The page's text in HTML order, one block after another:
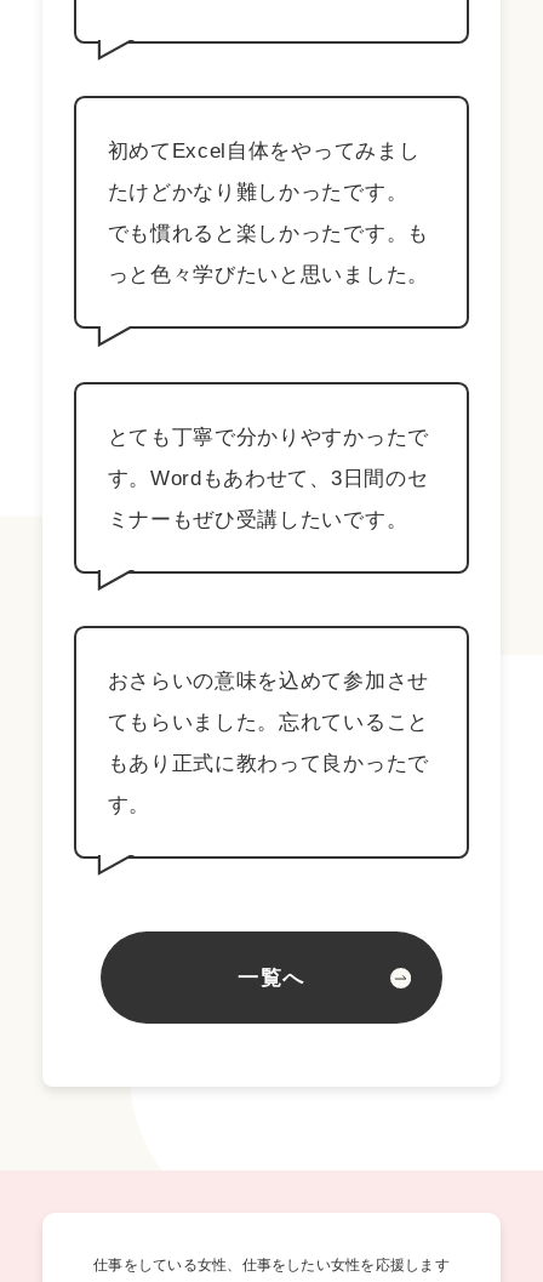
初めてExcel自体をやってみまし
たけどかなり難しかったです。
でも慣れると楽しかったです。も
っと色々学びたいと思いました。
とても丁寧で分かりやすかったで
す。Wordもあわせて、3日間のセ
ミナーもぜひ受講したいです。
おさらいの意味を込めて参加させ
てもらいました。忘れていること
もあり正式に教わって良かったで
す。
一覧へ
仕事をしている女性、仕事をしたい女性を応援します